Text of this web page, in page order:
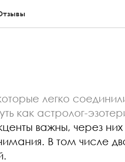
легко
как астролог-
важны, через них
В том числе